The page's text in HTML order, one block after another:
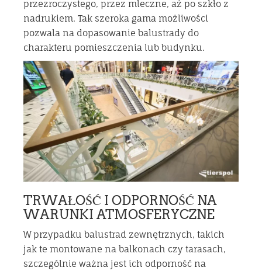
przezroczystego, przez mleczne, aż po szkło z
nadrukiem. Tak szeroka gama możliwości
pozwala na dopasowanie balustrady do
charakteru pomieszczenia lub budynku.
TRWAŁOŚĆ I ODPORNOŚĆ NA
WARUNKI ATMOSFERYCZNE
W przypadku balustrad zewnętrznych, takich
jak te montowane na balkonach czy tarasach,
szczególnie ważna jest ich odporność na